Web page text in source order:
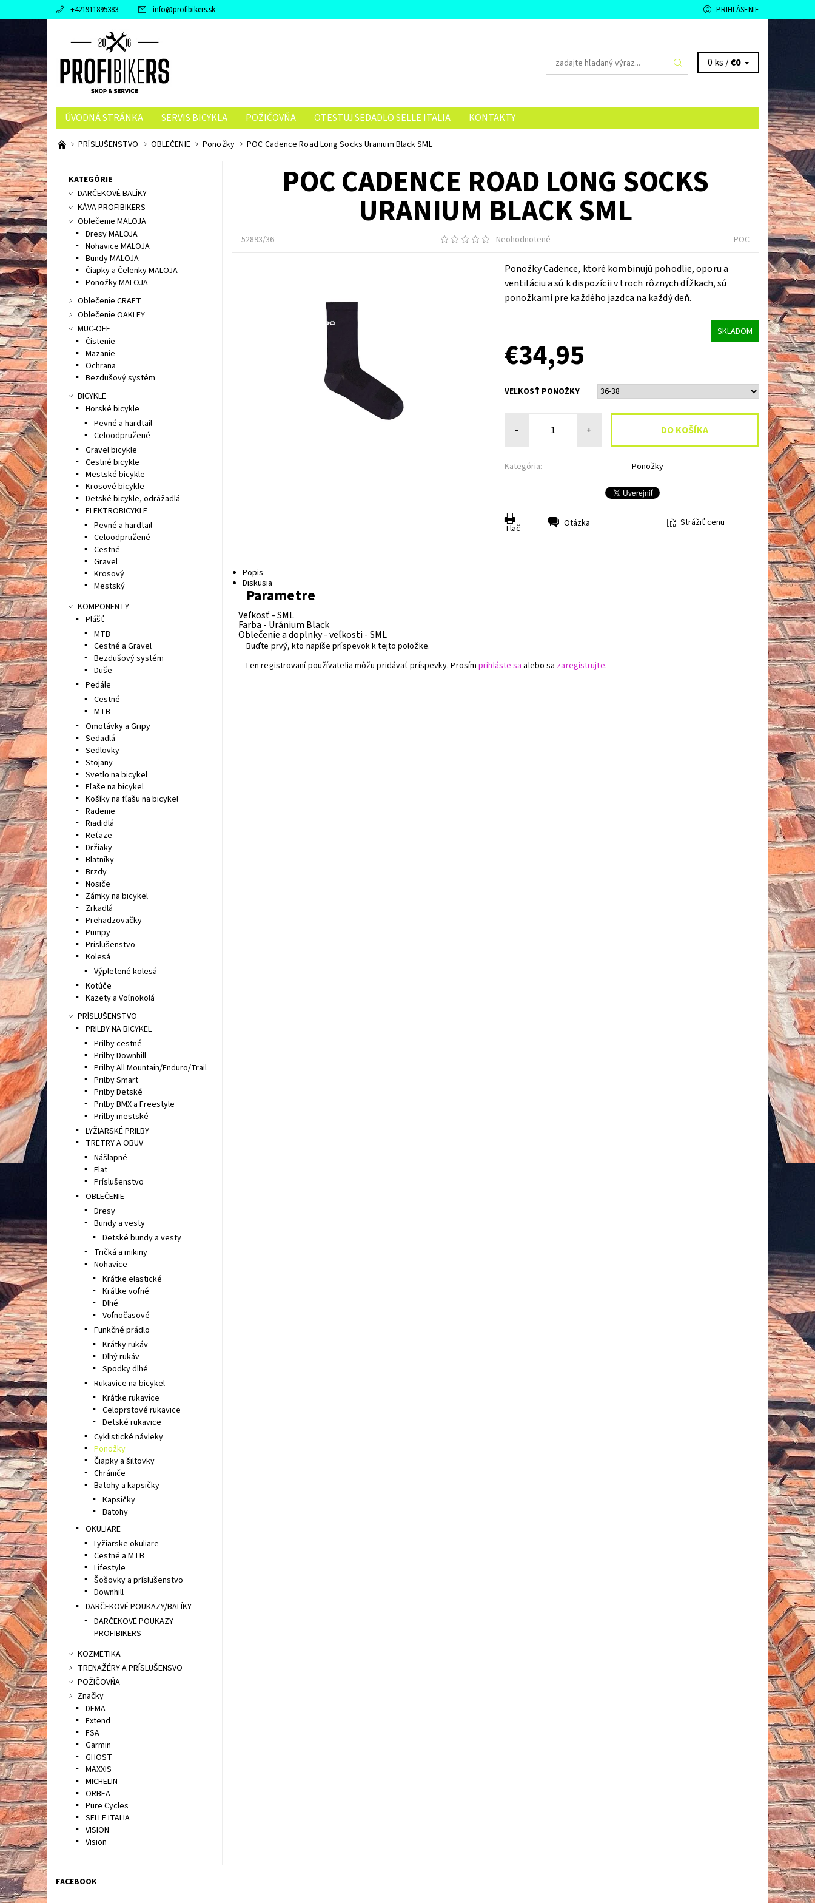
+421911895383 info@profibikers.sk PRIHLÁSENIE
0 ks /€0
ÚVODNÁ STRÁNKA SERVIS BICYKLA POŽIČOVŇA OTESTUJ SEDADLO SELLE ITALIA KONTAKTY
PRÍSLUŠENSTVO OBLEČENIE Ponožky POC Cadence Road Long Socks Uranium Black SML
POC CADENCE ROAD LONG SOCKS
URANIUM BLACK SML
52893/36- Neohodnotené POC
Ponožky Cadence, ktoré kombinujú pohodlie, oporu a
ventiláciu a sú k dispozícii v troch rôznych dĺžkach, sú
ponožkami pre každého jazdca na každý deň.
SKLADOM
€34,95
VEĽKOSŤ PONOŽKY
- +
Kategória: Ponožky
Tlač Otázka Strážiť cenu
Popis
Diskusia
Parametre
Veľkosť -SML
Farba - Uránium Black
Oblečenie a doplnky - veľkosti -SML
Buďte prvý, kto napíše príspevok k tejto položke.
Len registrovaní používatelia môžu pridávať príspevky. Prosímprihláste sa alebo sa zaregistrujte.
KATEGÓRIE
DARČEKOVÉ BALÍKY
KÁVA PROFIBIKERS
Oblečenie MALOJA
Dresy MALOJA
Nohavice MALOJA
Bundy MALOJA
Čiapky a Čelenky MALOJA
Ponožky MALOJA
Oblečenie CRAFT
Oblečenie OAKLEY
MUC-OFF
Čistenie
Mazanie
Ochrana
Bezdušový systém
BICYKLE
Horské bicykle
Pevné a hardtail
Celoodpružené
Gravel bicykle
Cestné bicykle
Mestské bicykle
Krosové bicykle
Detské bicykle, odrážadlá
ELEKTROBICYKLE
Pevné a hardtail
Celoodpružené
Cestné
Gravel
Krosový
Mestský
KOMPONENTY
Plášť
MTB
Cestné a Gravel
Bezdušový systém
Duše
Pedále
Cestné
MTB
Omotávky a Gripy
Sedadlá
Sedlovky
Stojany
Svetlo na bicykel
Fľaše na bicykel
Košíky na fľašu na bicykel
Radenie
Riadidlá
Reťaze
Držiaky
Blatníky
Brzdy
Nosiče
Zámky na bicykel
Zrkadlá
Prehadzovačky
Pumpy
Príslušenstvo
Kolesá
Výpletené kolesá
Kotúče
Kazety a Voľnokolá
PRÍSLUŠENSTVO
PRILBY NA BICYKEL
Prilby cestné
Prilby Downhill
Prilby All Mountain/Enduro/Trail
Prilby Smart
Prilby Detské
Prilby BMX a Freestyle
Prilby mestské
LYŽIARSKÉ PRILBY
TRETRY A OBUV
Nášlapné
Flat
Príslušenstvo
OBLEČENIE
Dresy
Bundy a vesty
Detské bundy a vesty
Tričká a mikiny
Nohavice
Krátke elastické
Krátke voľné
Dlhé
Voľnočasové
Funkčné prádlo
Krátky rukáv
Dlhý rukáv
Spodky dlhé
Rukavice na bicykel
Krátke rukavice
Celoprstové rukavice
Detské rukavice
Cyklistické návleky
Ponožky
Čiapky a šiltovky
Chrániče
Batohy a kapsičky
Kapsičky
Batohy
OKULIARE
Lyžiarske okuliare
Cestné a MTB
Lifestyle
Šošovky a príslušenstvo
Downhill
DARČEKOVÉ POUKAZY/BALÍKY
DARČEKOVÉ POUKAZY
PROFIBIKERS
KOZMETIKA
TRENAŽÉRY A PRÍSLUŠENSVO
POŽIČOVŇA
Značky
DEMA
Extend
FSA
Garmin
GHOST
MAXXIS
MICHELIN
ORBEA
Pure Cycles
SELLE ITALIA
VISION
Vision
FACEBOOK